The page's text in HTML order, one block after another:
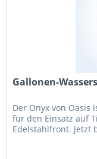
Gallonen-
Der Onyx von Oasis
für den Einsatz auf
Edelstahlfront. Jetzt